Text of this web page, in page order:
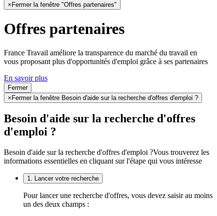
×Fermer la fenêtre "Offres partenaires"
Offres partenaires
France Travail améliore la transparence du marché du travail en
vous proposant plus d'opportunités d'emploi grâce à ses partenaires
En savoir plus
Fermer
×Fermer la fenêtre Besoin d'aide sur la recherche d'offres d'emploi ?
Besoin d'aide sur la recherche d'offres
d'emploi ?
Besoin d'aide sur la recherche d'offres d'emploi ?Vous trouverez les
informations essentielles en cliquant sur l'étape qui vous intéresse
1. Lancer votre recherche
Pour lancer une recherche d'offres, vous devez saisir au moins
un des deux champs :